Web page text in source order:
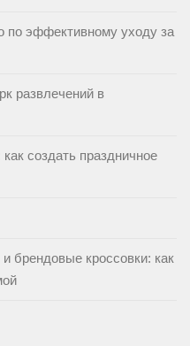
по эффективному уходу за
развлечений в
создать праздничное
брендовые кроссовки: как